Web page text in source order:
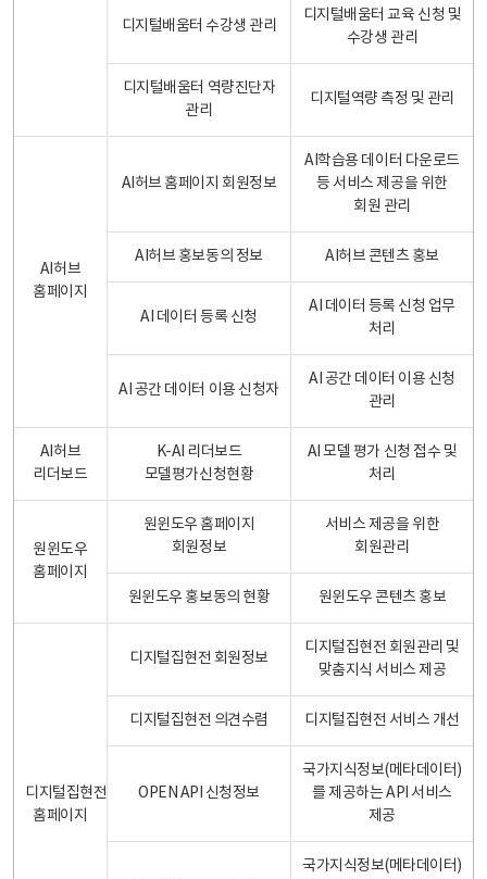
디지털배움터 수강생 관리
디지털배움터 교육 신청 및
수강생 관리
디지털배움터 역량진단자
관리
디지털역량 측정 및 관리
AI허브
홈페이지
AI허브 홈페이지 회원정보
AI학습용 데이터 다운로드
등 서비스 제공을 위한
회원 관리
AI허브 홍보동의 정보 AI허브 콘텐츠 홍보
AI 데이터 등록 신청
AI 데이터 등록 신청 업무
처리
AI 공간 데이터 이용 신청자
AI 공간 데이터 이용 신청
관리
AI허브
리더보드
K-AI 리더보드
모델평가신청현황
AI 모델 평가 신청 접수 및
처리
원윈도우
홈페이지
원윈도우 홈페이지
회원정보
서비스 제공을 위한
회원관리
원윈도우 홍보동의 현황 원윈도우 콘텐츠 홍보
디지털집현전
홈페이지
디지털집현전 회원정보
디지털집현전 회원관리 및
맞춤지식 서비스 제공
디지털집현전 의견수렴 디지털집현전 서비스 개선
OPEN API 신청정보
국가지식정보(메타데이터)
를 제공하는 API 서비스
제공
국가지식정보(메타데이터)